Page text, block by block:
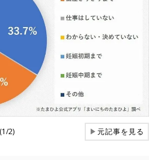
2) ▶元記事を見る